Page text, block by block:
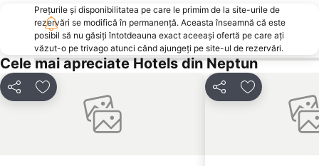
Tomis Nord
Stadionul Iftimie Ilisei
Portul Turistic Callatis Mangalia
Cazinou
Portul Constanța
Tomis
Faleză Sud
Lacul Siutghiol
Piața Ovidiu
Prețurile și disponibilitatea pe care le primim de la site-urile de
rezervări se modifică în permanență. Aceasta înseamnă că este
posibil să nu găsiți întotdeauna exact aceeași ofertă pe care ați
văzut-o pe trivago atunci când ajungeți pe site-ul de rezervări.
Cele mai apreciate Hotels din Neptun
DistribuițiAdăugaţi la favorite DistribuițiAdăugaţi la